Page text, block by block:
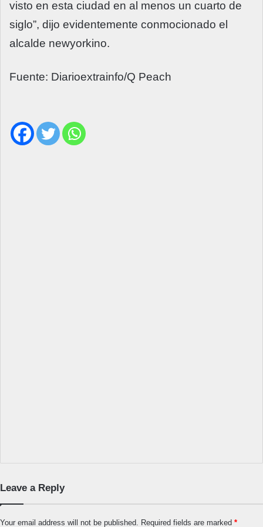
visto en esta ciudad en al menos un cuarto de
siglo”, dijo evidentemente conmocionado el
alcalde newyorkino.
Fuente: Diarioextrainfo/Q Peach
Leave a Reply
Your email address will not be published. Required fields are marked *